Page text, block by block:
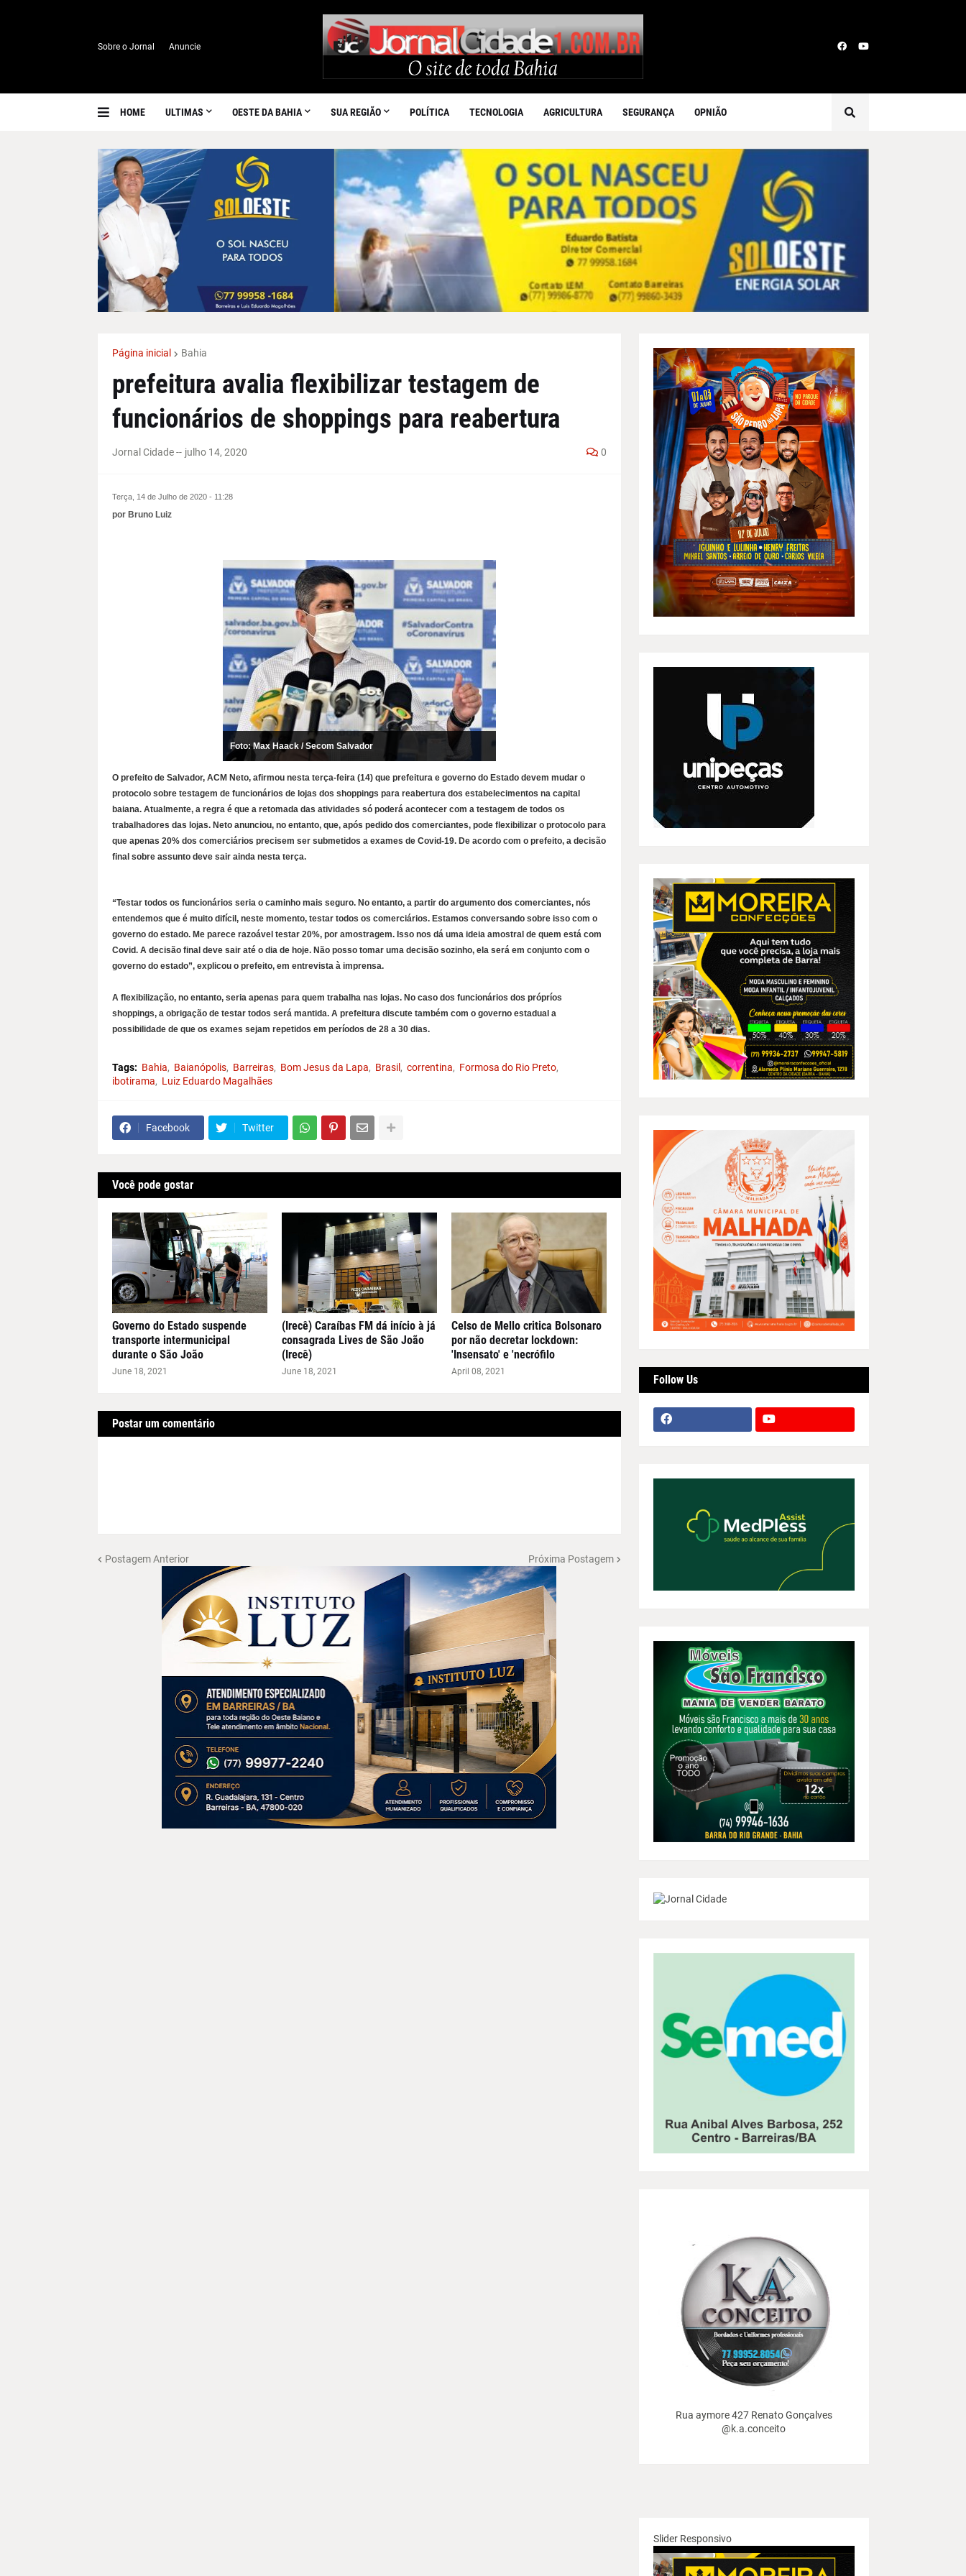
Sobre o Jornal Anuncie
HOME ULTIMAS OESTE DA BAHIA SUA REGIÃO POLÍTICA TECNOLOGIA AGRICULTURA SEGURANÇA OPNIÃO
Página inicial Bahia
prefeitura avalia flexibilizar testagem de
funcionários de shoppings para reabertura
Jornal Cidade -- julho 14, 2020 0
Terça, 14 de Julho de 2020 - 11:28
por Bruno Luiz
Foto: Max Haack / Secom Salvador
O prefeito de Salvador, ACM Neto, afirmou nesta terça-feira (14) que prefeitura e governo do Estado devem mudar o
protocolo sobre testagem de funcionários de lojas dos shoppings para reabertura dos estabelecimentos na capital
baiana. Atualmente, a regra é que a retomada das atividades só poderá acontecer com a testagem de todos os
trabalhadores das lojas. Neto anunciou, no entanto, que, após pedido dos comerciantes, pode flexibilizar o protocolo para
que apenas 20% dos comerciários precisem ser submetidos a exames de Covid-19. De acordo com o prefeito, a decisão
final sobre assunto deve sair ainda nesta terça.
“Testar todos os funcionários seria o caminho mais seguro. No entanto, a partir do argumento dos comerciantes, nós
entendemos que é muito difícil, neste momento, testar todos os comerciários. Estamos conversando sobre isso com o
governo do estado. Me parece razoável testar 20%, por amostragem. Isso nos dá uma ideia amostral de quem está com
Covid. A decisão final deve sair até o dia de hoje. Não posso tomar uma decisão sozinho, ela será em conjunto com o
governo do estado”, explicou o prefeito, em entrevista à imprensa.
A flexibilização, no entanto, seria apenas para quem trabalha nas lojas. No caso dos funcionários dos própríos
shoppings, a obrigação de testar todos será mantida. A prefeitura discute também com o governo estadual a
possibilidade de que os exames sejam repetidos em períodos de 28 a 30 dias.
Tags: Bahia Baianópolis Barreiras Bom Jesus da Lapa Brasil correntina
Formosa do Rio Preto
ibotirama
Luiz Eduardo Magalhães
Facebook Twitter
Você pode gostar
Governo do Estado suspende
transporte intermunicipal
durante o São João
June 18, 2021
(Irecê) Caraíbas FM dá início à já
consagrada Lives de São João
(Irecê)
June 18, 2021
Celso de Mello critica Bolsonaro
por não decretar lockdown:
'Insensato' e 'necrófilo
April 08, 2021
Postar um comentário
Postagem Anterior Próxima Postagem
Follow Us
Rua aymore 427 Renato Gonçalves
@k.a.conceito
Slider Responsivo